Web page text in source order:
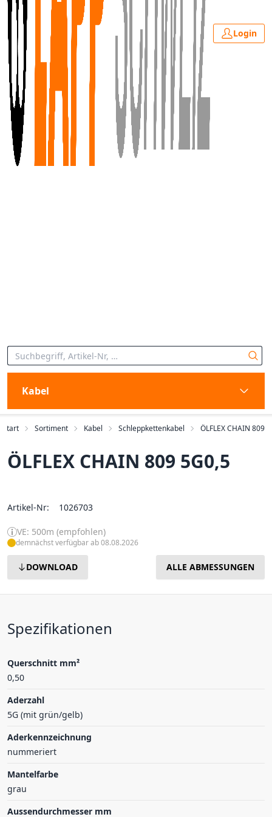
Login
Kabel
Start Sortiment Kabel Schleppkettenkabel ÖLFLEX CHAIN 809
ÖLFLEX CHAIN 809 5G0,5
Artikel-Nr: 1026703
VE: 500m (empfohlen)
demnächst verfügbar ab 08.08.2026
DOWNLOAD ALLE ABMESSUNGEN
Spezifikationen
Querschnitt mm²
0,50
Aderzahl
5G (mit grün/gelb)
Aderkennzeichnung
nummeriert
Mantelfarbe
grau
Aussendurchmesser mm